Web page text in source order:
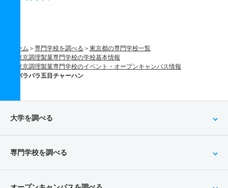
ホーム 専門学校を調べる
東京都の専門学校一覧
東京調理製菓専門学校の学校基本情報
東京調理製菓専門学校のイベント・オープンキャンパス情報
パラパラ五目チャーハン
大学を調べる
専門学校を調べる